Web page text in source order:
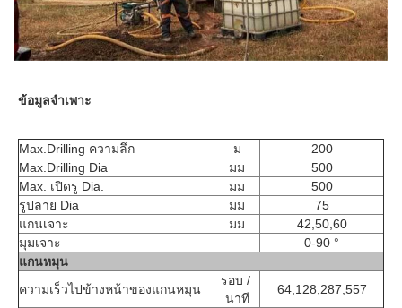
ข้อมูลจำเพาะ
Max.Drilling ความลึก ม
200
Max.Drilling Dia
มม
500
Max. เปิดรู Dia.
มม
500
รูปลาย Dia
มม
75
แกนเจาะ
มม
42,50,60
มุมเจาะ
0-90 °
แกนหมุน
ความเร็วไปข้างหน้าของแกนหมุน
รอบ /
นาที
64,128,287,557